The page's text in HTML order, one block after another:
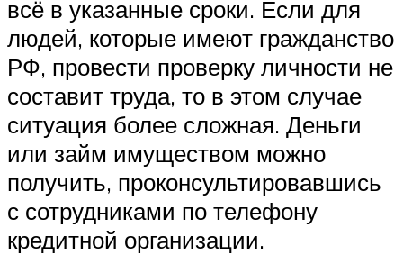
всё в указанные сроки. Если для
людей, которые имеют гражданство
РФ, провести проверку личности не
составит труда, то в этом случае
ситуация более сложная. Деньги
или займ имуществом можно
получить, проконсультировавшись
с сотрудниками по телефону
кредитной организации.